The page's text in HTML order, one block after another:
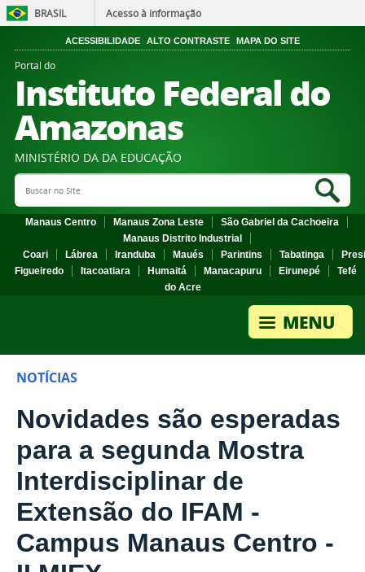
BRASIL Acesso à informação
ACESSIBILIDADE ALTO CONTRASTE MAPA DO SITE
Portal do
Instituto Federal do
Amazonas
MINISTÉRIO DA DA EDUCAÇÃO
Search Site
Manaus Centro Manaus Zona Leste
São Gabriel da Cachoeira
Manaus Distrito Industrial
Coari
Lábrea Iranduba Maués Parintins Tabatinga
Figueiredo
Itacoatiara Humaitá Manacapuru Eirunepé
Tefé
do Acre
NOTÍCIAS
Novidades são esperadas
para a segunda Mostra
Interdisciplinar de
Extensão do IFAM -
Campus Manaus Centro -